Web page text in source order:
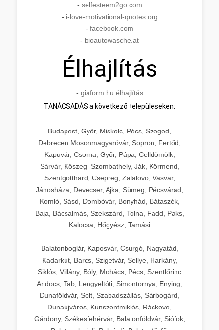
- selfesteem2go.com
- i-love-motivational-quotes.org
- facebook.com
- bioautowasche.at
Élhajlítás
- giaform.hu élhajlítás
TANÁCSADÁS a következő településeken:
Budapest, Győr, Miskolc, Pécs, Szeged,
Debrecen Mosonmagyaróvár, Sopron, Fertőd,
Kapuvár, Csorna, Győr, Pápa, Celldömölk,
Sárvár, Kőszeg, Szombathely, Ják, Körmend,
Szentgotthárd, Csepreg, Zalalövő, Vasvár,
Jánosháza, Devecser, Ajka, Sümeg, Pécsvárad,
Komló, Sásd, Dombóvár, Bonyhád, Bátaszék,
Baja, Bácsalmás, Szekszárd, Tolna, Fadd, Paks,
Kalocsa, Hőgyész, Tamási
Balatonboglár, Kaposvár, Csurgó, Nagyatád,
Kadarkút, Barcs, Szigetvár, Sellye, Harkány,
Siklós, Villány, Bóly, Mohács, Pécs, Szentlőrinc
Andocs, Tab, Lengyeltóti, Simontornya, Enying,
Dunaföldvár, Solt, Szabadszállás, Sárbogárd,
Dunaújváros, Kunszentmiklós, Ráckeve,
Gárdony, Székesfehérvár, Balatonföldvár, Siófok,